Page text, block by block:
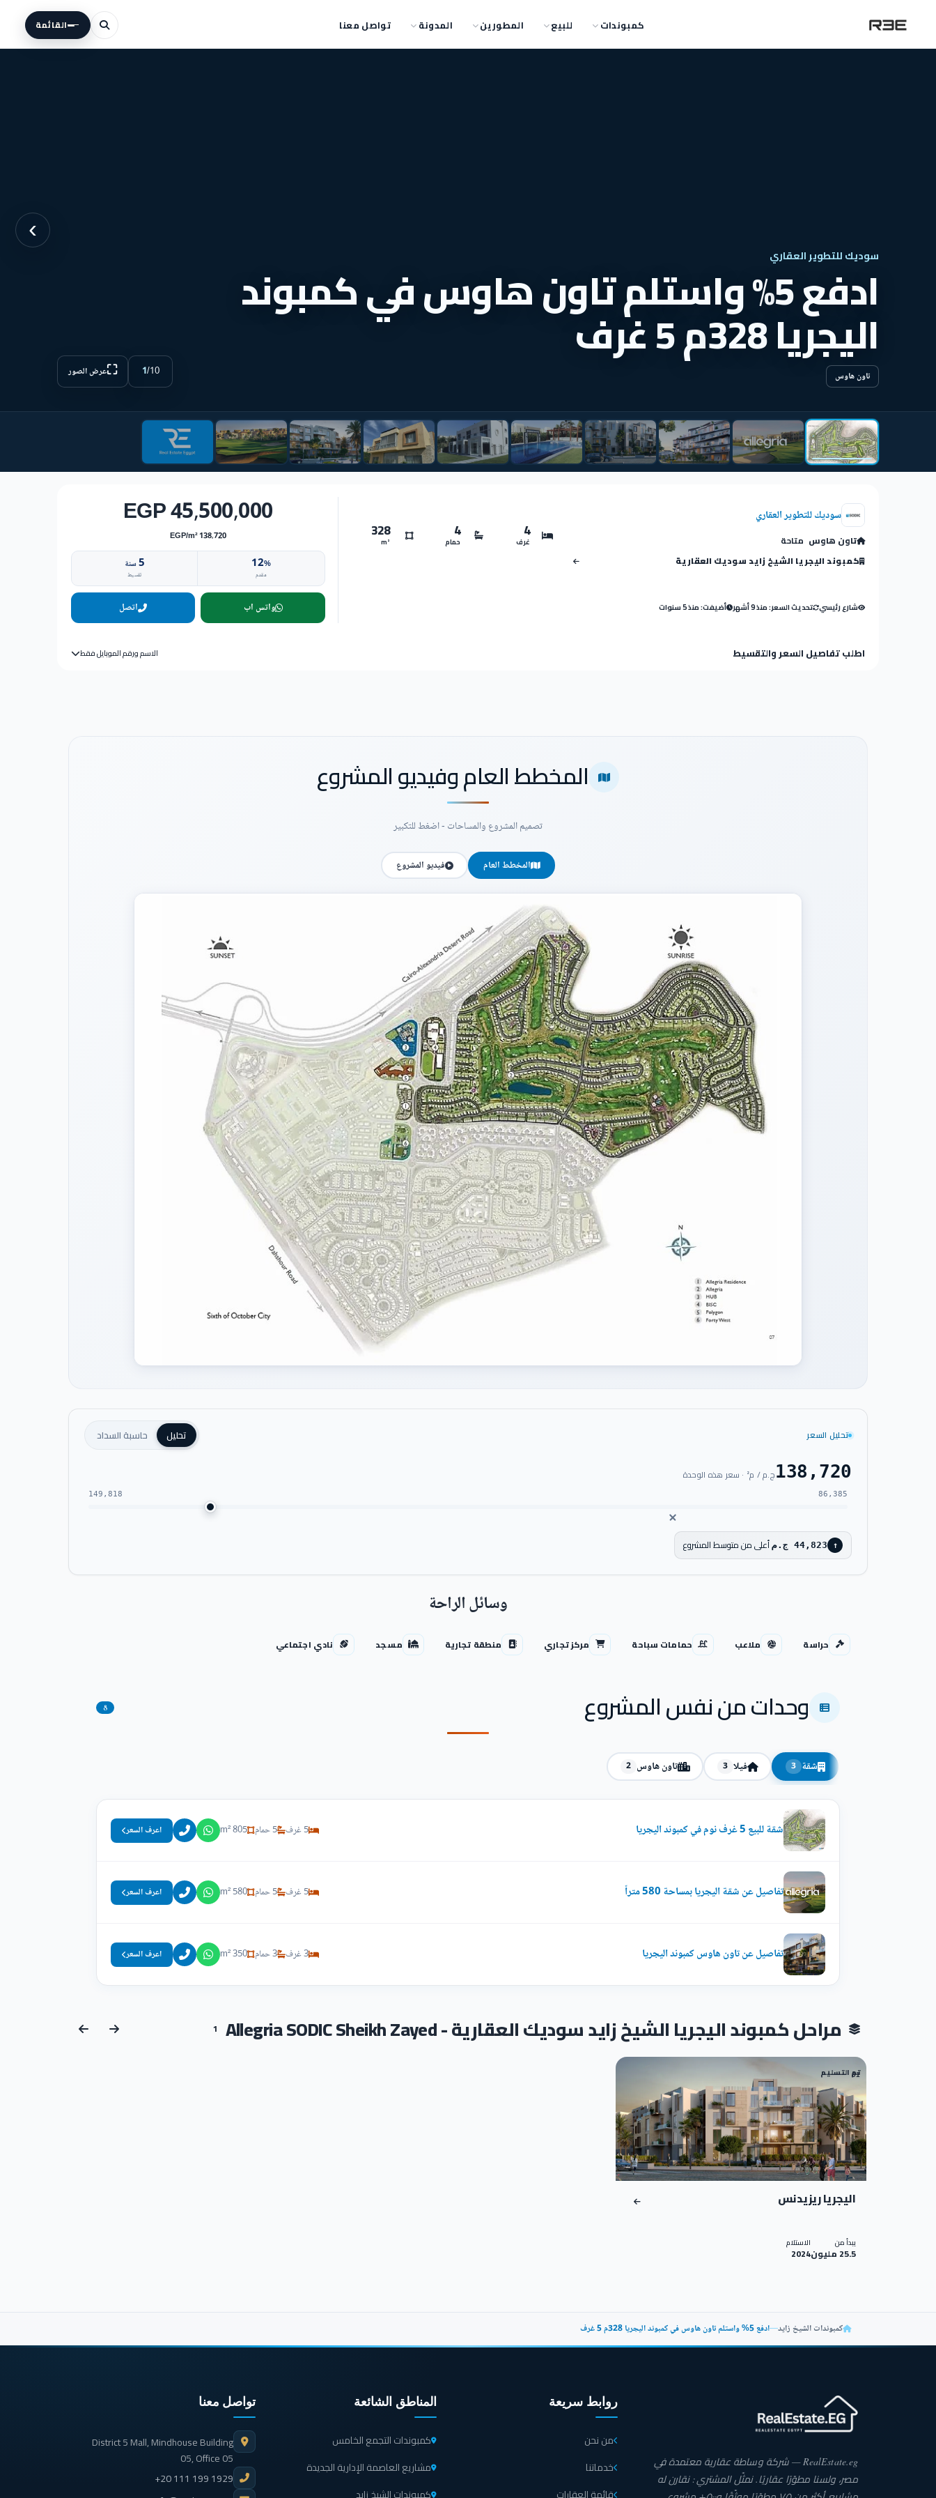
كمبوندات للبيع المطورين المدونة تواصل معنا القائمة
›
سوديك للتطوير العقاريادفع 5% واستلم تاون هاوس في كمبوند
اليجريا 328م 5 غرف
تاون هاوس 1/10
⛶عرض الصور
سوديك للتطوير العقاري
تاون هاوس متاحة
كمبوند اليجريا الشيخ زايد سوديك العقارية
4
غرف
4
حمام
328
m²
شارع رئيسي تحديث السعر: منذ 9 أشهر أضيفت: منذ 5 سنوات
45,500,000 EGP
138,720 EGP/m²
12%
مقدم
5سنة
تقسيط
واتس اب اتصل
اطلب تفاصيل السعر والتقسيط الاسم ورقم الموبايل فقط
المخطط العام وفيديو المشروع
تصميم المشروع والمساحات - اضغط للتكبير
المخطط العام فيديو المشروع
تحليل السعر تحليل حاسبة السداد
138,720ج.م / م² · سعر هذه الوحدة
86,385
149,818
↑ 44,823 ج.م أعلى من متوسط المشروع
وسائل الراحة
حراسة ملاعب حمامات سباحة مركز تجاري منطقة تجارية مسجد نادي اجتماعي
وحدات من نفس المشروع 8
شقة 3 فيلا 3 تاون هاوس 2
شقة للبيع 5 غرف نوم في كمبوند اليجريا 5 غرف 5 حمام 805 m² اعرف السعر
تفاصيل عن شقة اليجريا بمساحة 580 متراً 5 غرف 5 حمام 580 m² اعرف السعر
تفاصيل عن تاون هاوس كمبوند اليجريا 3 غرف 3 حمام 350 m² اعرف السعر
مراحل كمبوند اليجريا الشيخ زايد سوديك العقارية - Allegria SODIC Sheikh Zayed 1
تم التسليم
01
اليجريا ريزيدنس
يبدأ من
25.5 مليون
الاستلام
2024
كمبوندات الشيخ زايد—ادفع 5% واستلم تاون هاوس في كمبوند اليجريا 328م 5 غرف
RealEstate.eg — شركة وساطة عقارية معتمدة في
مصر، ولسنا مطوّرًا عقاريًا. نمثّل المشتري: نقارن له
روابط سريعة
من نحن
خدماتنا
قائمة العقارات
المناطق الشائعة
كمبوندات التجمع الخامس
مشاريع العاصمة الإدارية الجديدة
كمبوندات الشيخ زايد
تواصل معنا
District 5 Mall, Mindhouse Building
05, Office 05
+20 111 199 1929